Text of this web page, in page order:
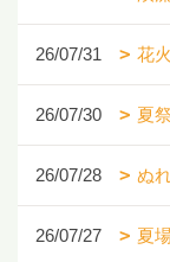
26/07/31 花火
26/07/30 夏
26/07/28 ぬ
26/07/27 夏